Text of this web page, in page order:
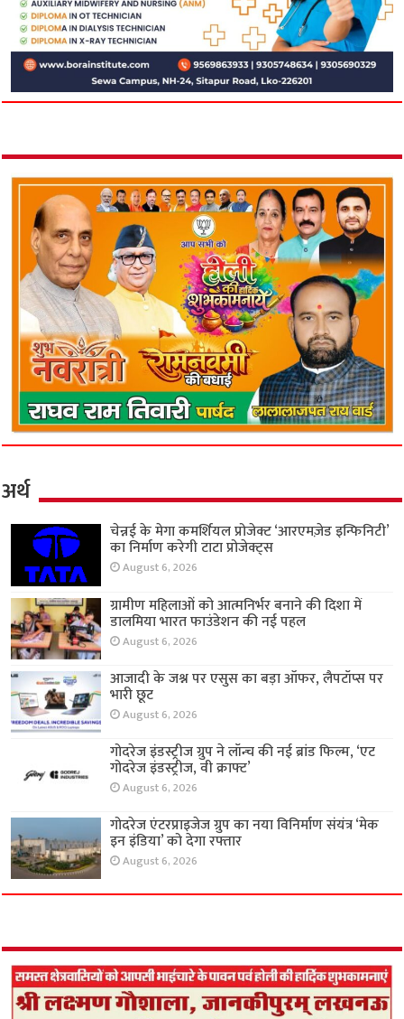
अर्थ
चेन्नई के मेगा कमर्शियल प्रोजेक्ट ‘आरएमज़ेड इन्फिनिटी’
का निर्माण करेगी टाटा प्रोजेक्ट्स
August 6, 2026
ग्रामीण महिलाओं को आत्मनिर्भर बनाने की दिशा में
डालमिया भारत फाउंडेशन की नई पहल
August 6, 2026
आजादी के जश्न पर एसुस का बड़ा ऑफर, लैपटॉप्स पर
भारी छूट
August 6, 2026
गोदरेज इंडस्ट्रीज ग्रुप ने लॉन्च की नई ब्रांड फिल्म, ‘एट
गोदरेज इंडस्ट्रीज, वी क्राफ्ट’
August 6, 2026
गोदरेज एंटरप्राइजेज ग्रुप का नया विनिर्माण संयंत्र ‘मेक
इन इंडिया’ को देगा रफ्तार
August 6, 2026